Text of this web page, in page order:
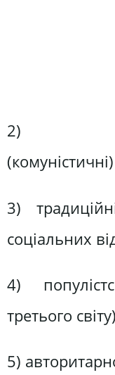
2)
3)
соціальних
4)
третього
5)